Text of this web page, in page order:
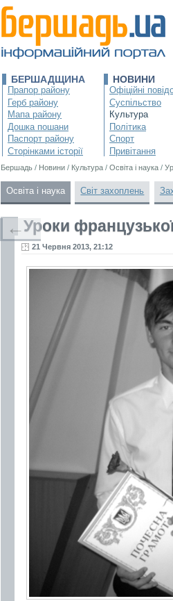
БЕРШАДЩИНА
Прапор району
Герб району
Мапа району
Дошка пошани
Паспорт району
Сторінками історії
НОВИНИ
Офіційні
Суспільство
Культура
Політика
Спорт
Привітання
Бершадь / Новини / Культура / Освіта і наука /
Освіта і наука Світ захоплень
Уроки
21 Червня 2013, 21:12
←